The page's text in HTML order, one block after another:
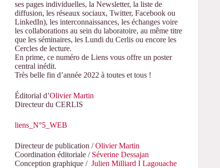
ses pages individuelles, la Newsletter, la liste de
diffusion, les réseaux sociaux, Twitter, Facebook ou
LinkedIn), les interconnaissances, les échanges voire
les collaborations au sein du laboratoire, au même titre
que les séminaires, les Lundi du Cerlis ou encore les
Cercles de lecture.
En prime, ce numéro de Liens vous offre un poster
central inédit.
Très belle fin d’année 2022 à toutes et tous !
Éditorial d’Olivier Martin
Directeur du CERLIS
liens_N°5_WEB
Directeur de publication /Olivier Martin
Coordination éditoriale / Séverine Dessajan
Conception graphique / Julien Milliard I Lagouache